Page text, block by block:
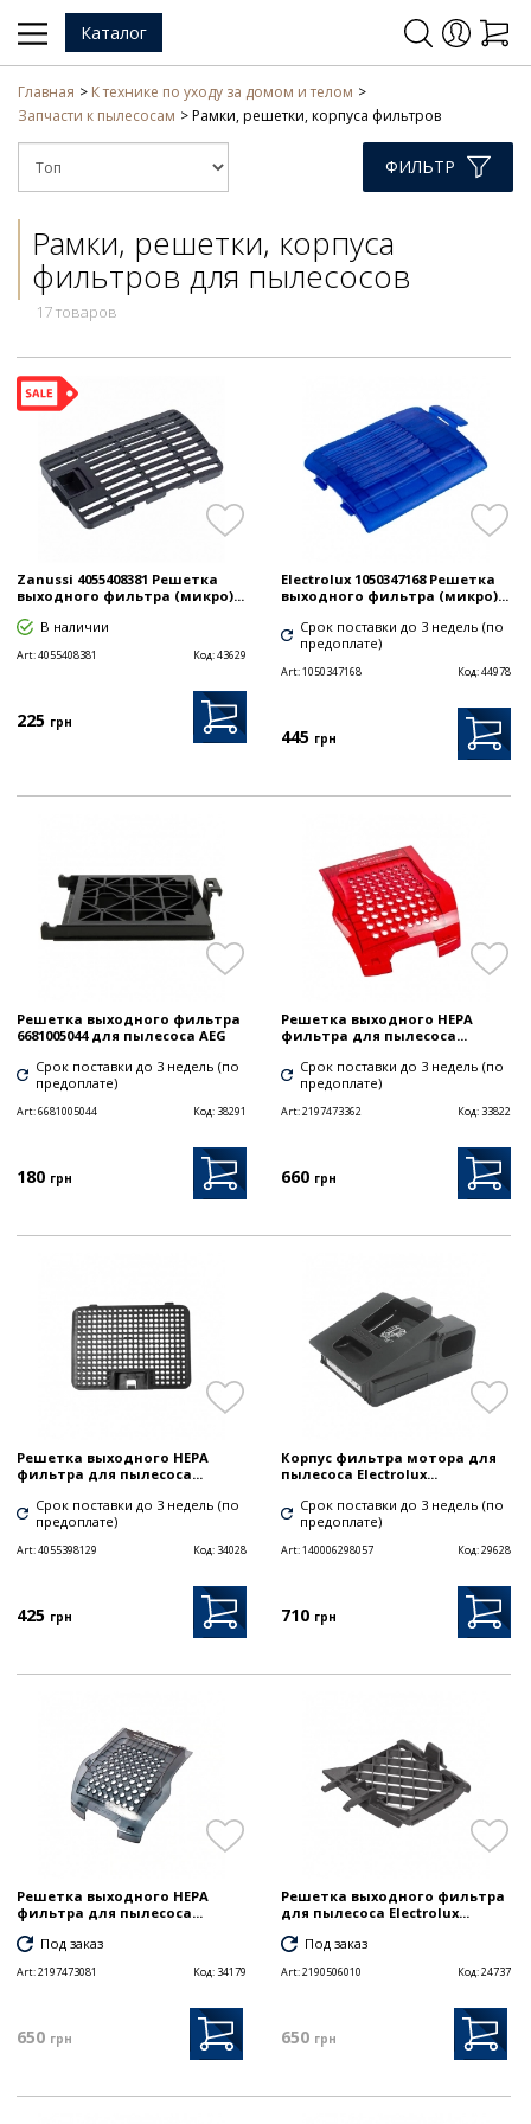
Каталог
Главная
К технике по уходу за домом и телом
Запчасти к пылесосам
Рамки, решетки, корпуса фильтров
ФИЛЬТР
Рамки, решетки, корпуса
фильтров для пылесосов
17 товаров
Zanussi 4055408381 Решетка
выходного фильтра (микро)...
В наличии
Art:4055408381 Код:43629
225 грн
Electrolux 1050347168 Решетка
выходного фильтра (микро)...
Срок поставки до 3 недель (по
предоплате)
Art:1050347168 Код:44978
445 грн
Решетка выходного фильтра
6681005044 для пылесоса AEG
Срок поставки до 3 недель (по
предоплате)
Art:6681005044 Код: 38291
180 грн
Решетка выходного HEPA
фильтра для пылесоса...
Срок поставки до 3 недель (по
предоплате)
Art:2197473362 Код: 33822
660 грн
Решетка выходного HEPA
фильтра для пылесоса...
Срок поставки до 3 недель (по
предоплате)
Art:4055398129 Код: 34028
425 грн
Корпус фильтра мотора для
пылесоса Electrolux...
Срок поставки до 3 недель (по
предоплате)
Art:140006298057 Код:29628
710 грн
Решетка выходного HEPA
фильтра для пылесоса...
Под заказ
Art:2197473081 Код: 34179
650 грн
Решетка выходного фильтра
для пылесоса Electrolux...
Под заказ
Art:2190506010 Код:24737
650 грн